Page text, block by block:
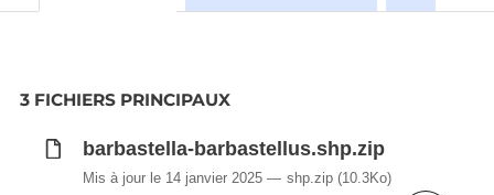
3 FICHIERS PRINCIPAUX
barbastella-barbastellus.shp.zip
Mis à jour le 14 janvier 2025 shp.zip (10.3Ko)